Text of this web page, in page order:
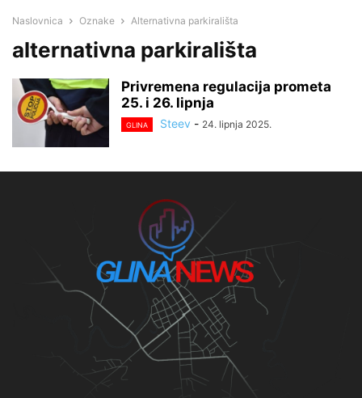
Naslovnica Oznake Alternativna parkirališta
alternativna parkirališta
Privremena regulacija prometa
25. i 26. lipnja
GLINA Steev - 24. lipnja 2025.